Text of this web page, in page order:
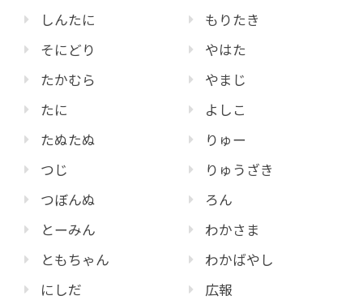
しんたに
そにどり
たかむら
たに
たぬたぬ
つじ
つぼんぬ
とーみん
ともちゃん
にしだ
もりたき
やはた
やまじ
よしこ
りゅー
りゅうざき
ろん
わかさま
わかばやし
広報